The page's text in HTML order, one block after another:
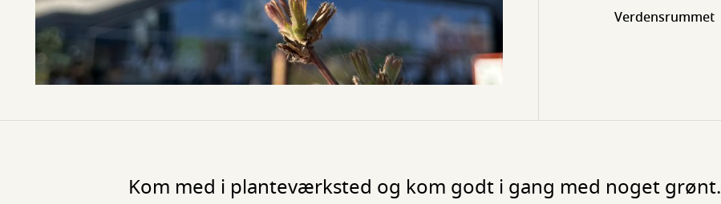
Verdensrummet
Kom med i planteværksted og kom godt i gang med noget grønt.